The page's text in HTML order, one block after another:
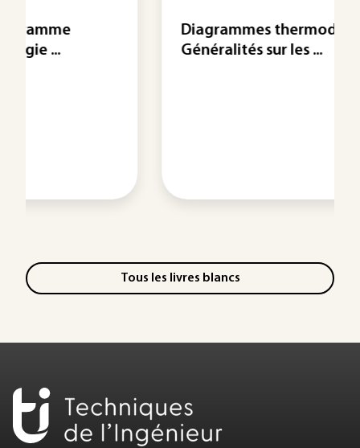
Diagrammes thermodynamiques -
Généralités sur les ...
Tous les livres blancs